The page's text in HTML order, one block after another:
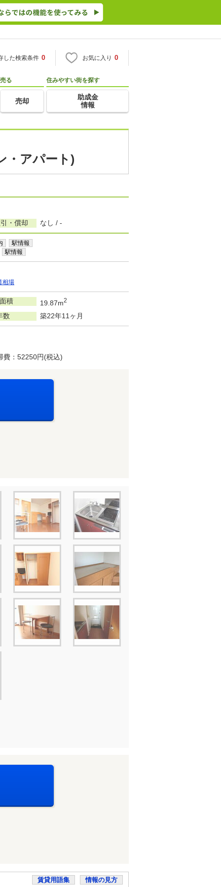
した検索条件 0 お気に入り 0
売る
売却
住みやすい街を探す
助成金
情報
・アパート)
・償却 なし / -
駅情報
駅情報
相場
積 19.87m2
数 築22年11ヶ月
費：52250円(税込)
賃貸用語集 情報の見方